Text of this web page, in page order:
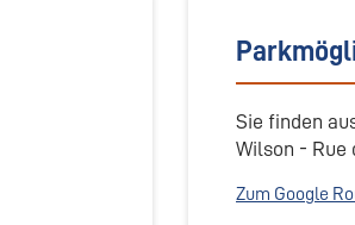
Sie finden
Wilson - Rue
Zum Google